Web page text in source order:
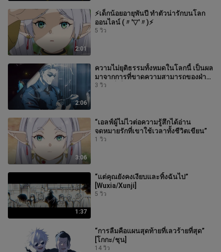
2:01
⚡เด็กน้อยอายุพันปี ทำตัวน่ารักบนโลก
ออนไลน์ (〃'▽'〃)⚡
5 วิว
2:06
ความไม่ยุติธรรมทั้งหมดในโลกนี้ เป็นผล
มาจากการที่ขาดความสามารถของฝ่าย
ต่างๆ ที่เกี่ยวข้อง
3 วิว
3:06
“เอลฟ์ผู้ไม่ไวต่อความรู้สึกได้อ่าน
จดหมายรักที่เขาใช้เวลาทั้งชีวิตเขียน”
1 วิว
1:37
“แต่คุณยังคงเงียบและทิ้งฉันไป”
[Wuxia/Xunji]
5 วิว
“การลืมคือแผนสุดท้ายที่เลวร้ายที่สุด”
[โกกะ/ชุน]
14 วิว